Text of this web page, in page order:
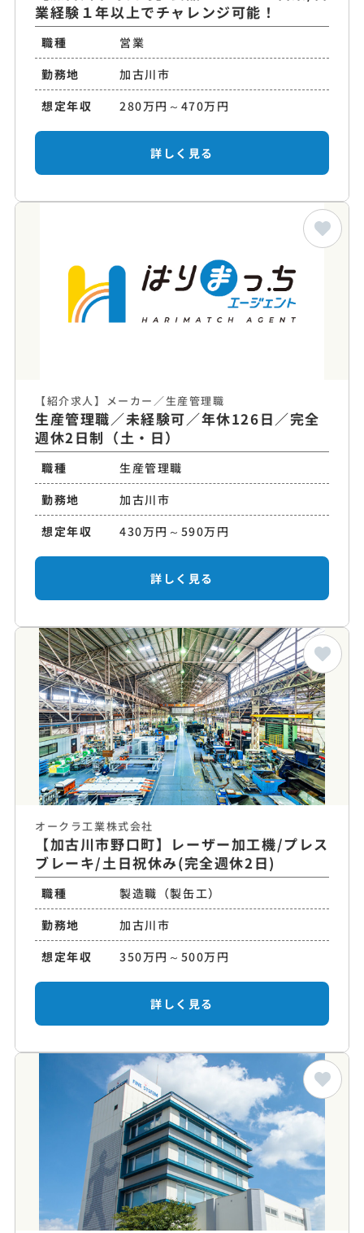
業経験１年以上でチャレンジ可能！
職種
営業
勤務地
加古川市
想定年収
280万円～470万円
詳しく見る
【紹介求人】メーカー／生産管理職
生産管理職／未経験可／年休126日／完全
週休2日制（土・日）
職種
生産管理職
勤務地
加古川市
想定年収
430万円～590万円
詳しく見る
オークラ工業株式会社
【加古川市野口町】レーザー加工機/プレス
ブレーキ/土日祝休み(完全週休2日)
職種
製造職（製缶工）
勤務地
加古川市
想定年収
350万円～500万円
詳しく見る